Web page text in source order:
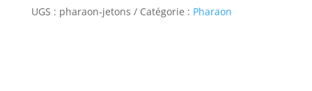
UGS : pharaon-jetons Catégorie : Pharaon